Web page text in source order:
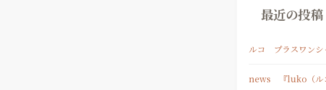
最近の投稿
ルコ プラスワンシ
news 『luko（ル